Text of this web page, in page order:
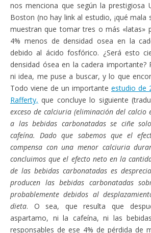
nos menciona que según la prestigiosa
Boston (no hay link al estudio, ¡qué mala
muestran que tomar tres o más «latas»
4% menos de densidad osea en la
debido al ácido fosfórico. ¿Será esto
densidad ósea en la cadera importante?
ni idea, me puse a buscar, y lo que
Todo viene de un importante estudio de
Rafferty, que concluye lo siguiente
exceso de calciuria (eliminación del calcio
a las bebidas carbonatadas se ciñe
cafeína. Dado que sabemos que el
compensa con una menor calciuria
concluimos que el efecto neto en la
de las bebidas carbonatadas es
producen las bebidas carbonatadas
probablemente debidos al
dieta. O sea, que resulta que
aspartamo, ni la cafeína, ni las
responsables de ese 4% de pérdida de